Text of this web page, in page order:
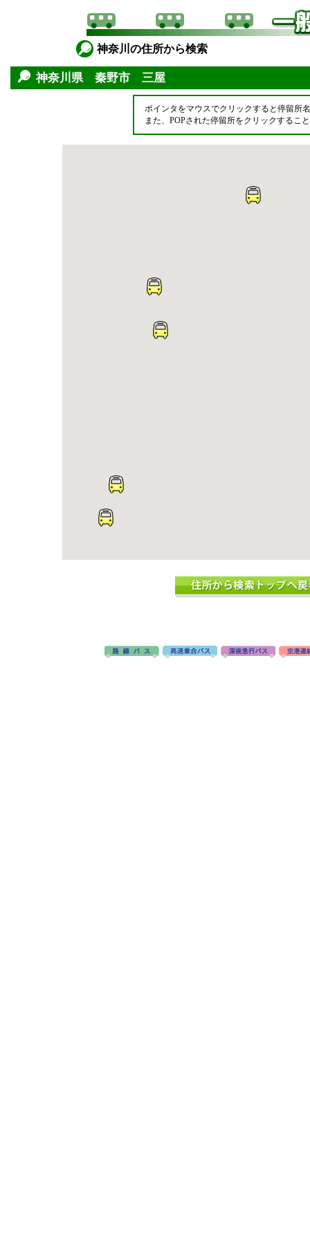
神奈川の住所から検索
神奈川県 秦野市 三屋
ポインタをマウスでクリックすると停留所
また、POPされた停留所をクリックするこ